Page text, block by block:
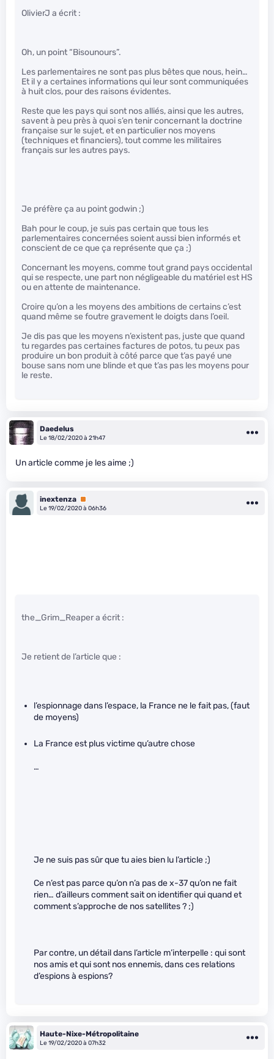
OlivierJ a écrit :
Oh, un point “Bisounours”.
Les parlementaires ne sont pas plus bêtes que nous, hein…
Et il y a certaines informations qui leur sont communiquées
à huit clos, pour des raisons évidentes.
Reste que les pays qui sont nos alliés, ainsi que les autres,
savent à peu près à quoi s’en tenir concernant la doctrine
française sur le sujet, et en particulier nos moyens
(techniques et financiers), tout comme les militaires
français sur les autres pays.
Je préfère ça au point godwin ;)
Bah pour le coup, je suis pas certain que tous les
parlementaires concernées soient aussi bien informés et
conscient de ce que ça représente que ça ;)
Concernant les moyens, comme tout grand pays occidental
qui se respecte, une part non négligeable du matériel est HS
ou en attente de maintenance.
Croire qu’on a les moyens des ambitions de certains c’est
quand même se foutre gravement le doigts dans l’oeil.
Je dis pas que les moyens n’existent pas, juste que quand
tu regardes pas certaines factures de potos, tu peux pas
produire un bon produit à côté parce que t’as payé une
bouse sans nom une blinde et que t’as pas les moyens pour
le reste.
Daedelus
Le 18/02/2020 à 21h47
Un article comme je les aime ;)
inextenza Premium
Le 19/02/2020 à 06h36
the_Grim_Reaper a écrit :
Je retient de l’article que :
l’espionnage dans l’espace, la France ne le fait pas, (faut
de moyens)
La France est plus victime qu’autre chose
…
Je ne suis pas sûr que tu aies bien lu l’article ;)
Ce n’est pas parce qu’on n’a pas de x-37 qu’on ne fait
rien… d’ailleurs comment sait on identifier qui quand et
comment s’approche de nos satellites ? ;)
Par contre, un détail dans l’article m’interpelle : qui sont
nos amis et qui sont nos ennemis, dans ces relations
d’espions à espions?
Haute-Nixe-Métropolitaine
Le 19/02/2020 à 07h32